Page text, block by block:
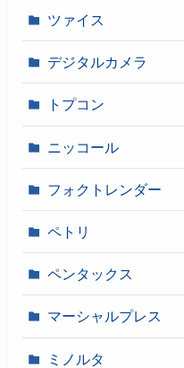
ツァイス
デジタルカメラ
トプコン
ニッコール
フォクトレンダー
ペトリ
ペンタックス
マーシャルプレス
ミノルタ